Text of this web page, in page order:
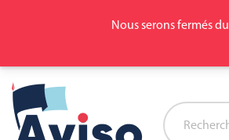
Nous serons fermés du